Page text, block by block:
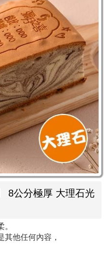
8公分極厚 大理石光
其他任何內容，